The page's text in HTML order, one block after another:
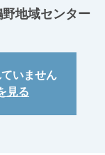
地域センター
いません
見る